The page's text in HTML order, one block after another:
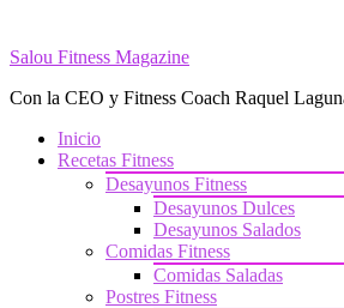
contenido
Salou Fitness Magazine
Con la CEO y Fitness Coach Raquel
Inicio
Recetas Fitness
Desayunos Fitness
Desayunos Dulces
Desayunos Salados
Comidas Fitness
Comidas Saladas
Postres Fitness